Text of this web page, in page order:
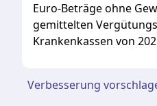
Euro-Beträge ohne
gemittelten
Krankenkassen von
Verbesserung